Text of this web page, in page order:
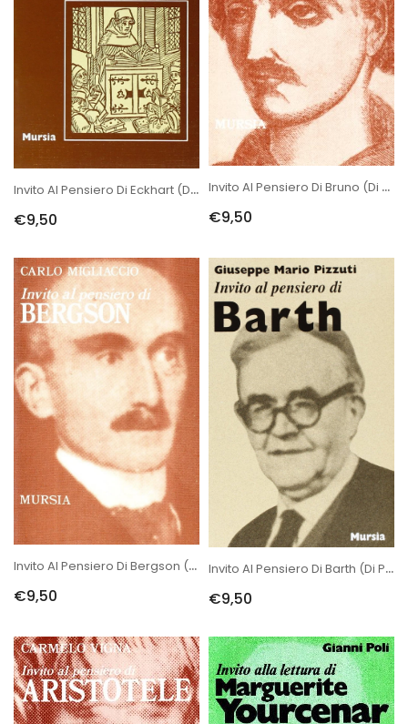
Invito Al Pensiero Di Eckhart (di Penzo G.)
€9,50
Invito Al Pensiero Di Bruno (di Frigerio M.)
€9,50
Invito Al Pensiero Di Bergson (di Migliaccio C.)
€9,50
Invito Al Pensiero Di Barth (di Pizzuti G.M.)
€9,50